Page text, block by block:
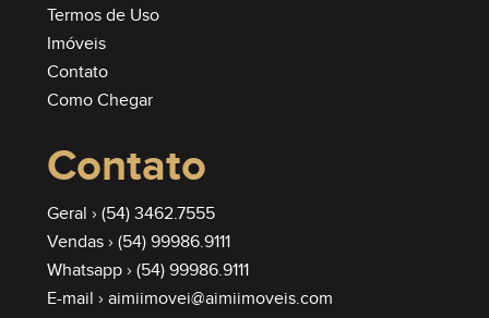
Termos de Uso
Imóveis
Contato
Como Chegar
Contato
Geral › (54) 3462.7555
Vendas › (54) 99986.9111
Whatsapp › (54) 99986.9111
E-mail › aimiimovei@aimiimoveis.com